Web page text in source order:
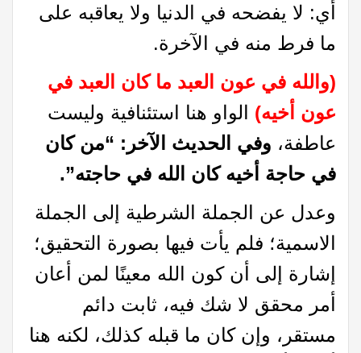
أي: لا يفضحه في الدنيا ولا يعاقبه على
ما فرط منه في الآخرة.
(والله في عون العبد ما كان العبد في
عون أخيه) الواو هنا استئنافية وليست
عاطفة، وفي الحديث الآخر: “من كان
في حاجة أخيه كان الله في حاجته”.
وعدل عن الجملة الشرطية إلى الجملة
الاسمية؛ فلم يأت فيها بصورة التحقيق؛
إشارة إلى أن كون الله معينًا لمن أعان
أمر محقق لا شك فيه، ثابت دائم
مستقر، وإن كان ما قبله كذلك، لكنه هنا